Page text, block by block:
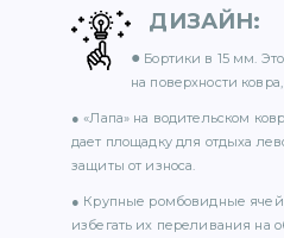
ДИЗАЙН:
● Бортики в 15 мм.
на поверхности
● «Лапа» на водительском
дает площадку для отдыха
защиты от износа.
● Крупные ромбовидные
избегать их переливания на